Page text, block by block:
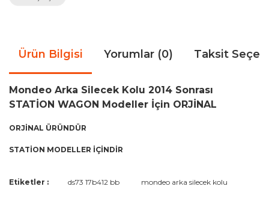
Ürün Bilgisi Yorumlar (0) Taksit
Mondeo Arka Silecek Kolu 2014 Sonrası
STATİON WAGON Modeller İçin ORJİNAL
ORJİNAL ÜRÜNDÜR
STATİON MODELLER İÇİNDİR
Bu ürünün fiyat bilgisi, resim, ürün açıklamalarında ve diğer
Etiketler : ds73 17b412 bb mondeo arka silecek kolu